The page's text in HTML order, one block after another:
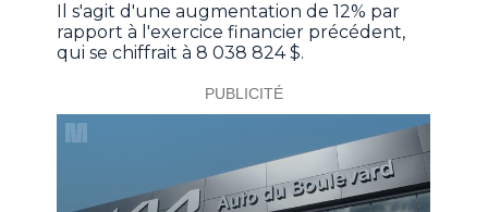
Il s'agit d'une augmentation de 12% par
rapport à l'exercice financier précédent,
qui se chiffrait à 8 038 824 $.